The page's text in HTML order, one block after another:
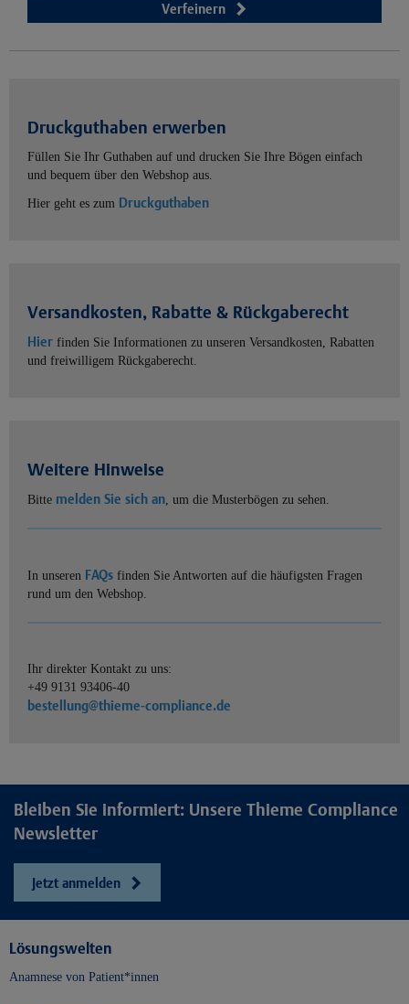
Verfeinern
Druckguthaben erwerben
Füllen Sie Ihr Guthaben auf und drucken Sie Ihre Bögen einfach
und bequem über den Webshop aus.
Hier geht es zum Druckguthaben
Versandkosten, Rabatte & Rückgaberecht
Hier finden Sie Informationen zu unseren Versandkosten, Rabatten
und freiwilligem Rückgaberecht.
Weitere Hinweise
Bitte melden Sie sich an, um die Musterbögen zu sehen.
In unseren FAQs finden Sie Antworten auf die häufigsten Fragen
rund um den Webshop.
Ihr direkter Kontakt zu uns:
+49 9131 93406-40
bestellung@thieme-compliance.de
Bleiben Sie informiert: Unsere Thieme Compliance
Newsletter
Jetzt anmelden
Lösungswelten
Anamnese von Patient*innen